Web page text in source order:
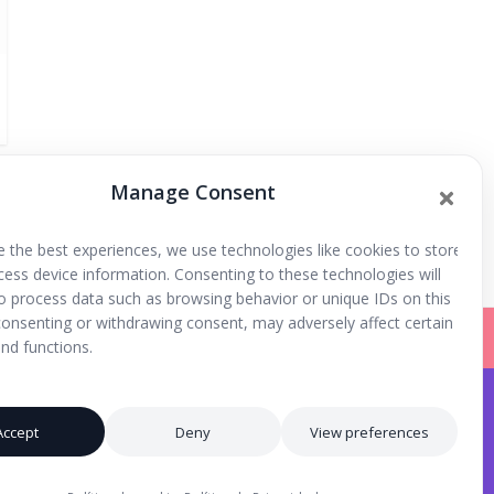
Manage Consent
the best experiences, we use technologies like cookies to store
device information. Consenting to these technologies will
process data such as browsing behavior or unique IDs on this
or withdrawing consent, may adversely affect certain
functions.
Deny View preferences